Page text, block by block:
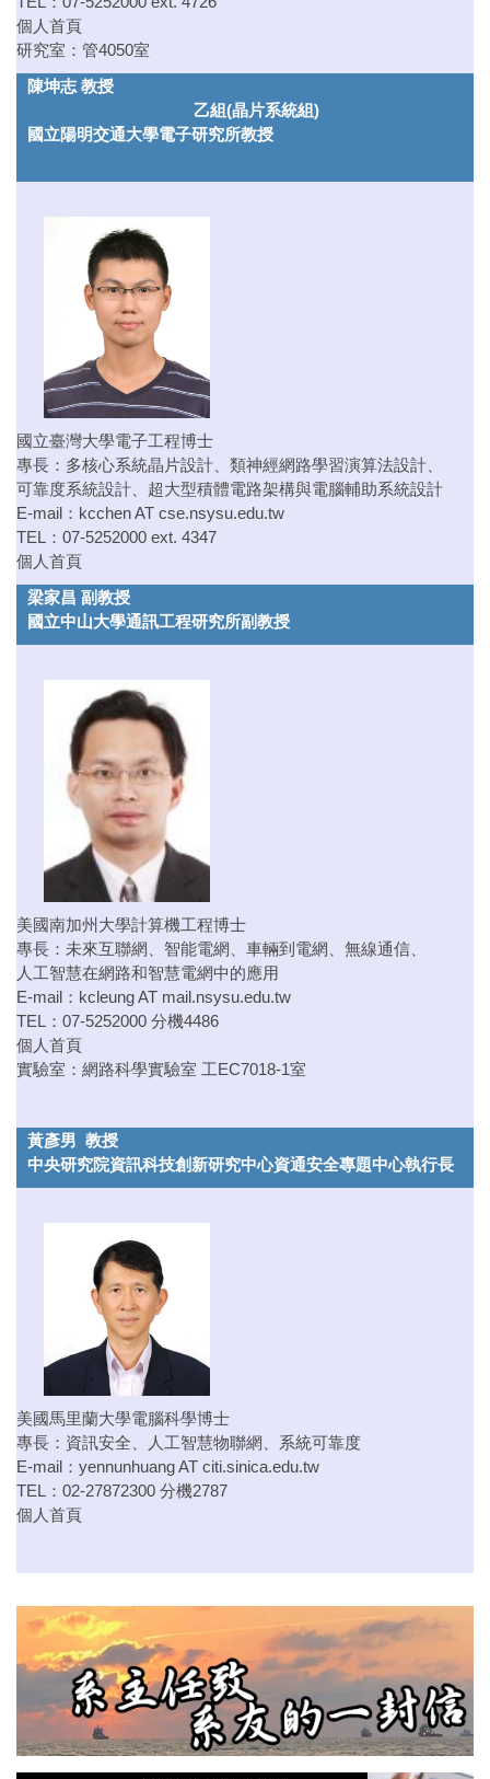
個人首頁
研究室：管4050室
陳坤志 教授
乙組(晶片系統組)
國立陽明交通大學電子研究所教授
國立臺灣大學電子工程博士
專長：多核心系統晶片設計、類神經網路學習演算法設計、
可靠度系統設計、超大型積體電路架構與電腦輔助系統設計
E-mail： kcchen AT cse.nsysu.edu.tw
TEL：07-5252000 ext. 4347
個人首頁
梁家昌 副教授
國立中山大學通訊工程研究所副教授
美國南加州大學計算機工程博士
專長：未來互聯網、智能電網、車輛到電網、無線通信、
人工智慧在網路和智慧電網中的應用
E-mail： kcleung AT mail.nsysu.edu.tw
TEL：07-5252000 分機4486
個人首頁
實驗室： 網路科學實驗室 工EC7018-1室
黃彥男 教授
中央研究院資訊科技創新研究中心資通安全專題中心執行長
美國馬里蘭大學電腦科學博士
專長：資訊安全、人工智慧物聯網、系統可靠度
E-mail： yennunhuang AT citi.sinica.edu.tw
TEL：02-27872300 分機2787
個人首頁